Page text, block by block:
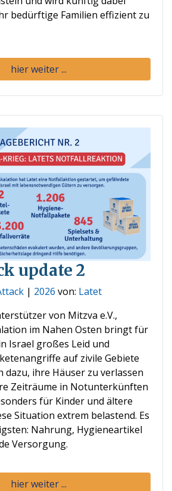
bedürftige Familien effizient zu
hier weiter ...
update 2
| 2026 von: Latet
von Mitzva e.V.,
im Nahen Osten bringt für
Israel großes Leid und
auf zivile Gebiete
dazu, ihre Häuser zu verlassen
Zeiträume in Notunterkünften
für Kinder und ältere
Situation extrem belastend. Es
Nahrung, Hygieneartikel
Versorgung.
hier weiter ...